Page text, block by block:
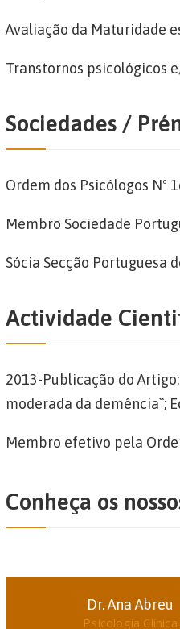
Avaliação da Maturidade
Transtornos psicológicos
Sociedades /
Ordem dos Psicólogos Nº
Membro Sociedade
Sócia Secção Portuguesa
Actividade
2013-Publicação do
moderada da demência``;
Membro efetivo pela
Conheça os
Dr. Ana Abreu
Psicologia Clínica